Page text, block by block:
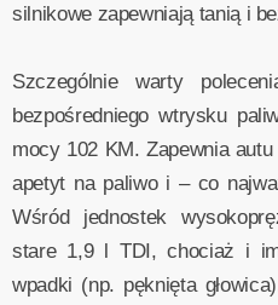
silnikowe zapewniają tanią i
Szczególnie warty
bezpośredniego wtrysku
mocy 102 KM. Zapewnia
apetyt na paliwo i – co
Wśród jednostek
stare 1,9 l TDI, chociaż i
wpadki (np. pęknięta